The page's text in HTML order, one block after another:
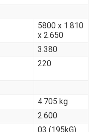
nhập khẩu nguyên
5800 x 1.810
4.705 kg